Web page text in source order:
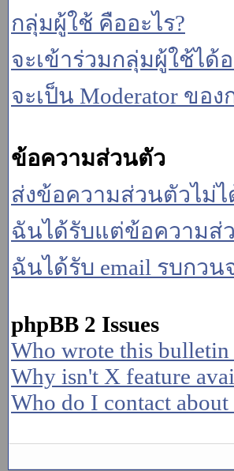
กลุ่มผู้ใช้ คืออะไร?
จะเข้าร่วมกลุ่มผู้ใช้ได้อ
จะเป็น Moderator ขอ
ข้อความส่วนตัว
ส่งข้อความส่วนตัวไม่ไ
ฉันได้รับแต่ข้อความส่
ฉันได้รับ email รบกว
phpBB 2 Issues
Who wrote this bulletin
Why isn't X feature
Who do I contact